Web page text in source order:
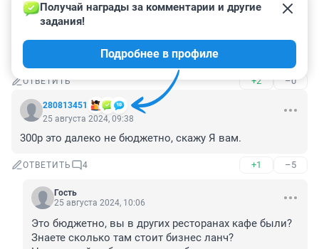
Гость
25 августа 2024, 10:31
Интересно!
Спасибо за обзор и информацию!
ОТВЕТИТЬ +2 –0
280813451
Получай награды за комментарии и другие
задания!
Подробнее в профиле
25 августа 2024, 09:38
300р это далеко не бюджетно, скажу Я вам.
ОТВЕТИТЬ 4 +1 –5
Гость
25 августа 2024, 10:06
Это бюджетно, вы в других ресторанах кафе были?
Знаете сколько там стоит бизнес ланч?